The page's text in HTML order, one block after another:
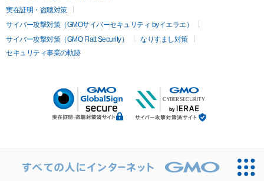
実在証明・盗聴対策
サイバー攻撃対策（GMOサイバーセキュリティ byイエラエ）
サイバー攻撃対策（GMO Flatt Security）
なりすまし対策
セキュリティ事業の軌跡